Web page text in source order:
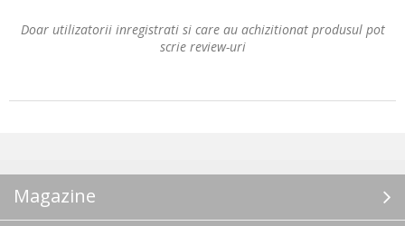
Doar utilizatorii inregistrati si care au achizitionat produsul pot
scrie review-uri
Magazine